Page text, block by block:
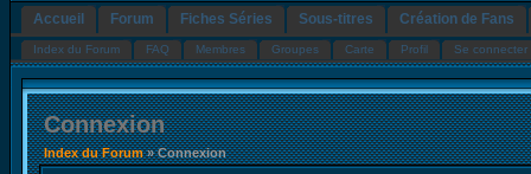
Accueil Forum Fiches Séries Sous-titres Création de Fans
Index du Forum FAQ Membres Groupes Carte Profil Se connecter
Connexion
Index du Forum» Connexion